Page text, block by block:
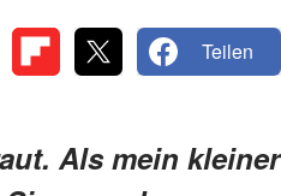
Teilen
Als mein kleiner